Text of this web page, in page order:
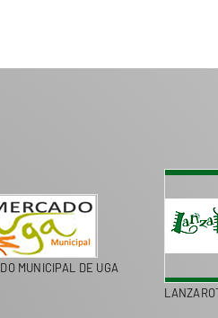
MUNICIPAL DE UGA